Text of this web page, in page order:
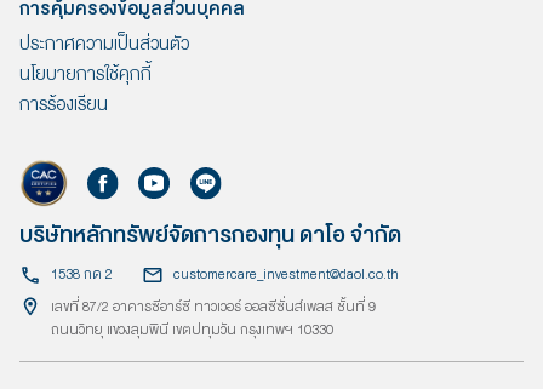
การคุ้มครองข้อมูลส่วนบุคคล
ประกาศความเป็นส่วนตัว
นโยบายการใช้คุกกี้
การร้องเรียน
บริษัทหลักทรัพย์จัดการกองทุน ดาโอ จำกัด
1538 กด 2
customercare_investment@daol.co.th
เลขที่ 87/2 อาคารซีอาร์ซี ทาวเวอร์ ออลซีซั่นส์เพลส ชั้นที่ 9
ถนนวิทยุ แขวงลุมพินี เขตปทุมวัน กรุงเทพฯ 10330